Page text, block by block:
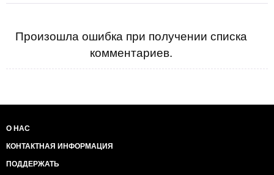
Произошла ошибка при получении списка
комментариев.
О НАС
КОНТАКТНАЯ ИНФОРМАЦИЯ
ПОДДЕРЖАТЬ